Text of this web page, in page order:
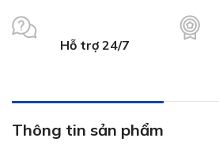
Hỗ trợ 24/7
Thông tin sản phẩm